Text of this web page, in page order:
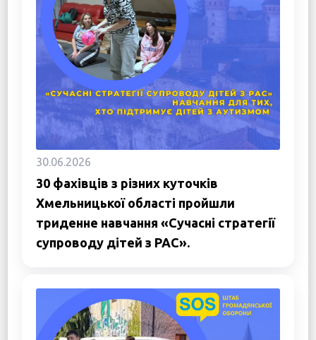
30.06.2026
30 фахівців з різних куточків
Хмельницької області пройшли
триденне навчання «Сучасні стратегії
супроводу дітей з РАС».